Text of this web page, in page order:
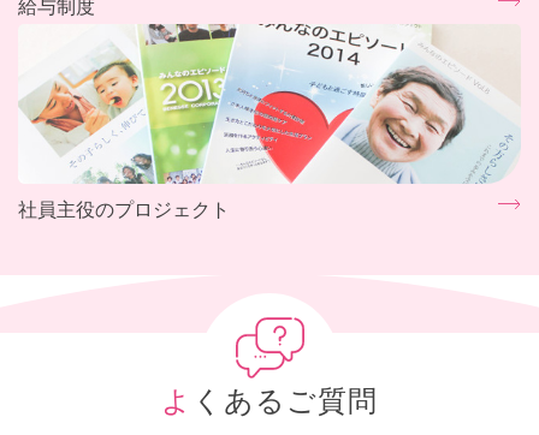
給与制度
社員主役のプロジェクト
よくあるご質問